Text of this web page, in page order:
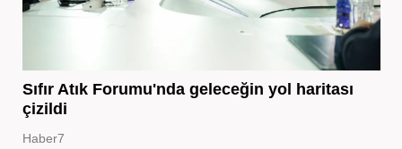
Sıfır Atık Forumu'nda geleceğin yol haritası
çizildi
Haber7